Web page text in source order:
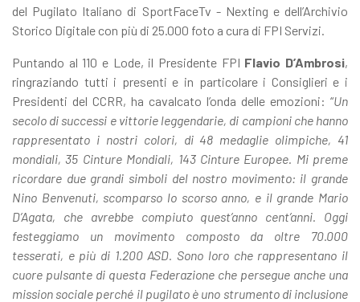
del Pugilato Italiano di SportFaceTv - Nexting e dell’Archivio
Storico Digitale con più di 25.000 foto a cura di FPI Servizi.
Puntando al 110 e Lode, il Presidente FPI Flavio D’Ambrosi,
ringraziando tutti i presenti e in particolare i Consiglieri e i
Presidenti del CCRR, ha cavalcato l’onda delle emozioni: “Un
secolo di successi e vittorie leggendarie, di campioni che hanno
rappresentato i nostri colori, di 48 medaglie olimpiche, 41
mondiali, 35 Cinture Mondiali, 143 Cinture Europee. Mi preme
ricordare due grandi simboli del nostro movimento: il grande
Nino Benvenuti, scomparso lo scorso anno, e il grande Mario
D’Agata, che avrebbe compiuto quest’anno cent’anni. Oggi
festeggiamo un movimento composto da oltre 70.000
tesserati, e più di 1.200 ASD. Sono loro che rappresentano il
cuore pulsante di questa Federazione che persegue anche una
mission sociale perché il pugilato è uno strumento di inclusione